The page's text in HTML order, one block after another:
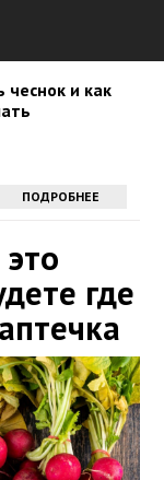
чеснок и как
ПОДРОБНЕЕ
где